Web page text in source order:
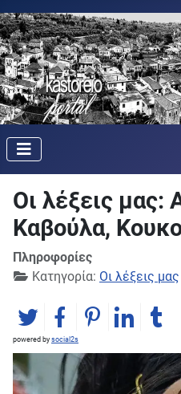
Οι λέξεις μας:
Καβούλα,
Πληροφορίες
Κατηγορία: Οι λέξεις μας
powered by social2s